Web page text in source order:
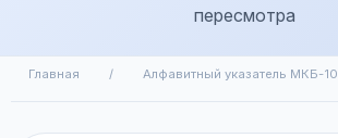
пересмотра
Главная / Алфавитный указатель МКБ-10